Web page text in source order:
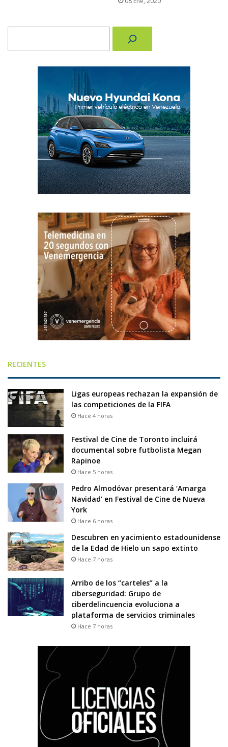
RECIENTES
Ligas europeas rechazan la expansión de
las competiciones de la FIFA
Hace 4 horas
Festival de Cine de Toronto incluirá
documental sobre futbolista Megan
Rapinoe
Hace 5 horas
Pedro Almodóvar presentará ‘Amarga
Navidad’ en Festival de Cine de Nueva
York
Hace 6 horas
Descubren en yacimiento estadounidense
de la Edad de Hielo un sapo extinto
Hace 7 horas
Arribo de los “carteles” a la
ciberseguridad: Grupo de
ciberdelincuencia evoluciona a
plataforma de servicios criminales
Hace 7 horas